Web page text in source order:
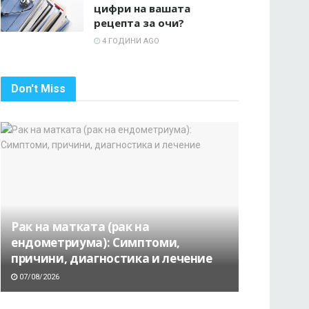
цифри на вашата
рецепта за очи?
4 ГОДИНИ AGO
Don't Miss
Рак на матката (рак на
ендометриума): Симптоми,
причини, диагностика и лечение
07/08/2026